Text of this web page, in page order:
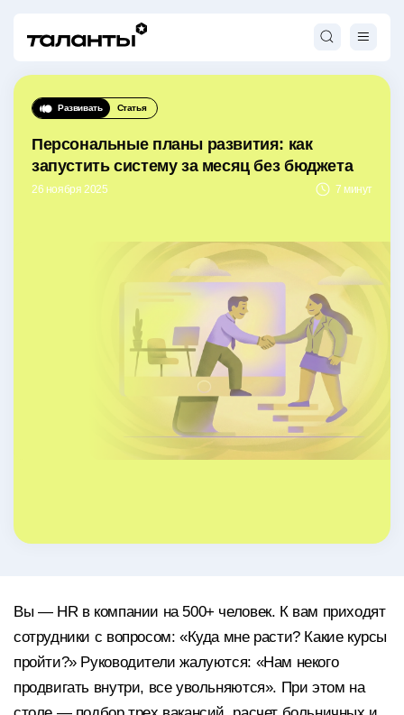
Развивать Статья
Персональные планы развития: как
запустить систему за месяц без бюджета
26 ноября 2025 7 минут
Вы — HR в компании на 500+ человек. К вам приходят
сотрудники с вопросом: «Куда мне расти? Какие курсы
пройти?» Руководители жалуются: «Нам некого
продвигать внутри, все увольняются». При этом на